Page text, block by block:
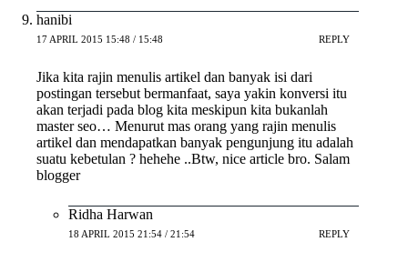
hanibi
17 APRIL 2015 15:48 / 15:48 REPLY
Jika kita rajin menulis artikel dan banyak isi dari
postingan tersebut bermanfaat, saya yakin konversi itu
akan terjadi pada blog kita meskipun kita bukanlah
master seo… Menurut mas orang yang rajin menulis
artikel dan mendapatkan banyak pengunjung itu adalah
suatu kebetulan ? hehehe ..Btw, nice article bro. Salam
blogger
Ridha Harwan
18 APRIL 2015 21:54 / 21:54 REPLY